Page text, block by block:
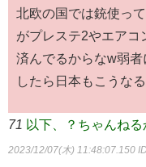
北欧の国では銃使っ
がプレステ2やエアコ
済んでるからなw弱
したら日本もこうなる
71 以下、？ちゃんね
2023/12/07(木) 11:48:07.150